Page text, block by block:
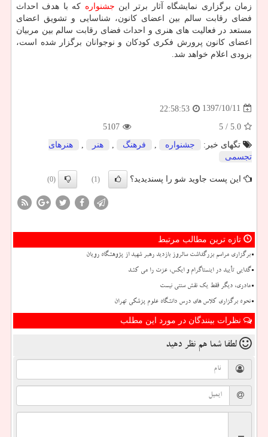
زمان برگزاری نمایشگاه آثار برتر این جشنواره كه با هدف احداث
فضای رقابت سالم بین اعضای كانون، شناسایی و تشویق اعضای
مستعد در فعالیت های هنری و احداث فضای رقابت سالم بین مربیان
اعضای كانون پرورش فكری كودكان و نوجوانان برگزار شده است،
بزودی اعلام خواهد شد.
1397/10/11
22:58:53
5.0
/ 5
5107
تگهای خبر:
جشنواره فرهنگ هنر
هنرهای
تجسمی
این پست جاوید شو را پسندیدید؟ (1)
(0)
تازه ترین مطالب مرتبط
برگزاری مراسم بزرگداشت سالروز بازدید رهبر شهید از پژوهشگاه رویان
گدایی تأیید در اینستاگرام و ایکس، عزت را می کشد
مادری، دیگر فقط یک نقش سنتی نیست
نحوه برگزاری کلاس های درس دانشگاه علوم پزشکی تهران
نظرات بینندگان در مورد این مطلب
لطفا شما هم نظر دهید